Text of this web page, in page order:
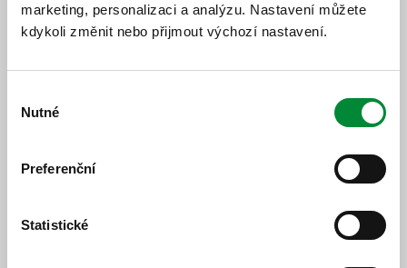
marketing, personalizaci a analýzu. Nastavení můžete
kdykoli změnit nebo přijmout výchozí nastavení.
souhlasu
Nutné
Preferenční
Statistické
Od 01. 08. 2026 bude platit nový jízdní řád.